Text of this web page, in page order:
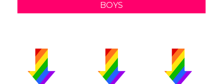
BOYS